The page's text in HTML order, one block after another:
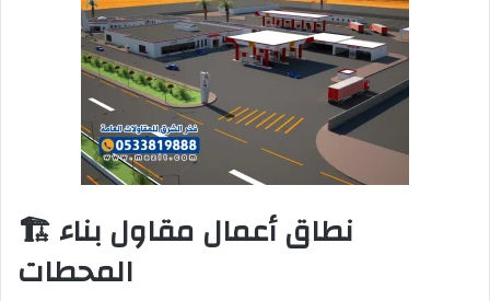
🏗️ نطاق أعمال مقاول بناء
المحطات